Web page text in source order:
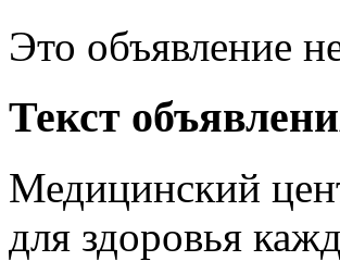
Это объявление
Текст
Медицинский
для здоровья